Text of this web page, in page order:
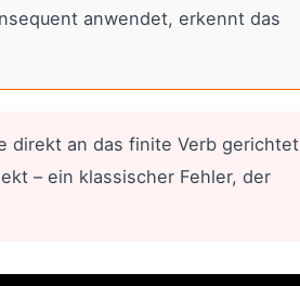
anwendet, erkennt das
direkt an das finite Verb gerichtet
– ein klassischer Fehler, der